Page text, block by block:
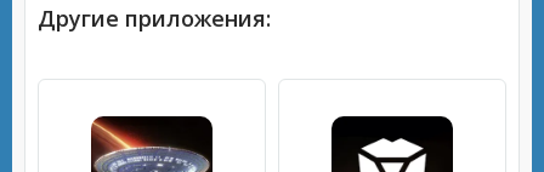
Другие приложения: